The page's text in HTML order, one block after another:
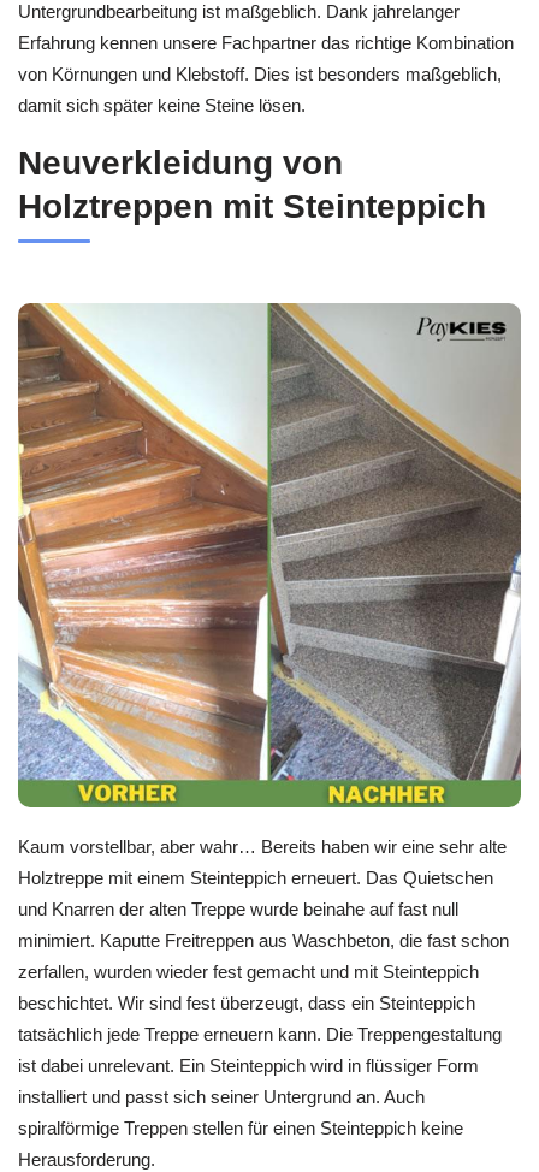
Untergrundbearbeitung ist maßgeblich. Dank jahrelanger
Erfahrung kennen unsere Fachpartner das richtige Kombination
von Körnungen und Klebstoff. Dies ist besonders maßgeblich,
damit sich später keine Steine lösen.
Neuverkleidung von
Holztreppen mit Steinteppich
Kaum vorstellbar, aber wahr… Bereits haben wir eine sehr alte
Holztreppe mit einem Steinteppich erneuert. Das Quietschen
und Knarren der alten Treppe wurde beinahe auf fast null
minimiert. Kaputte Freitreppen aus Waschbeton, die fast schon
zerfallen, wurden wieder fest gemacht und mit Steinteppich
beschichtet. Wir sind fest überzeugt, dass ein Steinteppich
tatsächlich jede Treppe erneuern kann. Die Treppengestaltung
ist dabei unrelevant. Ein Steinteppich wird in flüssiger Form
installiert und passt sich seiner Untergrund an. Auch
spiralförmige Treppen stellen für einen Steinteppich keine
Herausforderung.